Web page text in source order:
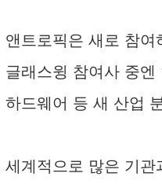
앤트로픽은 새로 참여
글래스윙 참여사 중엔
하드웨어 등 새 산업
세계적으로 많은 기관